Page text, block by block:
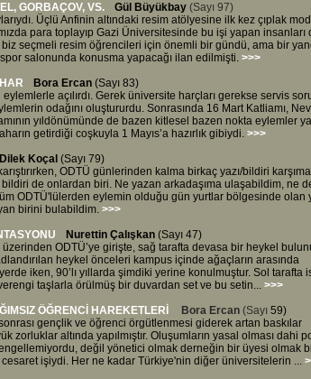
GORBAÇOV, VS.
Gül Büyükbay (Sayı 97)
Üçlü Anfinin altındaki resim atölyesine ilk kez çıplak
para toplayıp Gazi Üniversitesinde bu işi yapan insanları
seçmeli resim öğrencileri için önemli bir gündü, ama bir
salonunda konusma yapacağı ilan edilmişti. >>>
Bora Ercan (Sayı 83)
açılırdı. Gerek üniversite harçları gerekse servis
odağını oluştururdu. Sonrasında 16 Mart Katliamı,
yıldönümünde de bazen kitlesel bazen nokta eylemler
getirdiği coşkuyla 1 Mayıs’a hazırlık gibiydi. >>>
Dilek Koçal (Sayı 79)
ODTÜ günlerinden kalma birkaç yazı/bildiri karşıma
bildiri de onlardan biri. Ne yazan arkadaşıma ulaşabildim, ne
ODTÜ'lülerden eylemin olduğu gün yurtlar bölgesinde olan
birini bulabildim. >>>
U Nurettin Çalışkan (Sayı 47)
ODTÜ’ye girişte, sağ tarafta devasa bir heykel
heykel önceleri kampus içinde ağaçların arasında
iken, 90’lı yıllarda şimdiki yerine konulmuştur. Sol tarafta
taşlarla örülmüş bir duvardan set ve bu setin... >>>
ÖĞRENCİ HAREKETLERİ
Bora Ercan (Sayı 59)
gençlik ve öğrenci örgütlenmesi giderek artan baskılar
zorluklar altında yapılmıştır. Oluşumların yasal olması dahi
engellemiyordu, değil yönetici olmak derneğin bir üyesi olmak
işiydi. Her ne kadar Türkiye'nin diğer üniversitelerin ...